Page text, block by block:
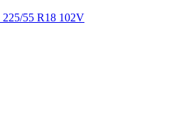
225/55 R18 102V